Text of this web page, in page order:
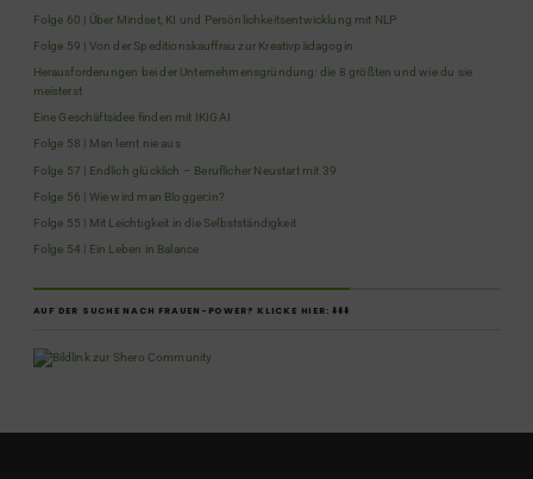
Folge 60 | Über Mindset, KI und Persönlichkeitsentwicklung mit NLP
Folge 59 | Von der Speditionskauffrau zur Kreativpädagogin
Herausforderungen bei der Unternehmensgründung: die 8 größten und wie du sie
meisterst
Eine Geschäftsidee finden mit IKIGAI
Folge 58 | Man lernt nie aus
Folge 57 | Endlich glücklich – Beruflicher Neustart mit 39
Folge 56 | Wie wird man Blogger:in?
Folge 55 | Mit Leichtigkeit in die Selbstständigkeit
Folge 54 | Ein Leben in Balance
AUF DER SUCHE NACH FRAUEN-POWER? KLICKE HIER: ⬇️⬇️⬇️